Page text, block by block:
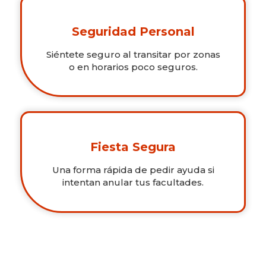
Seguridad Personal
Siéntete seguro al transitar por zonas
o en horarios poco seguros.
Fiesta Segura
Una forma rápida de pedir ayuda si
intentan anular tus facultades.